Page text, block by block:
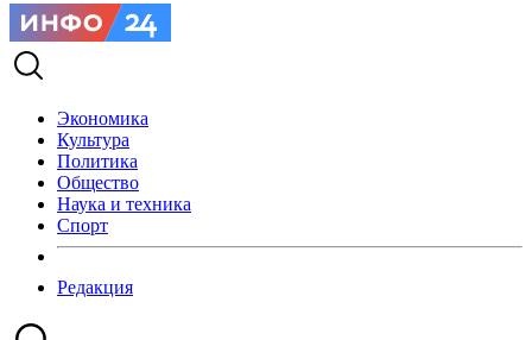
Экономика
Культура
Политика
Общество
Наука и техника
Спорт
Редакция